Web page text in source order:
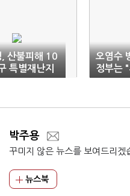
, 산불피해 10
특별재난지
진 지시
오염수
정부는
물 수입
박주용
꾸미지 않은 뉴스를 보여드리겠
뉴스북